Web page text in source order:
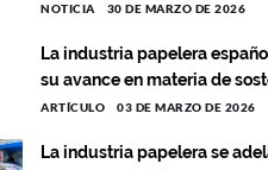
NOTICIA 30 DE MARZO DE 2026
La industria papelera
su avance en materia de
ARTÍCULO 03 DE MARZO DE 2026
La industria papelera se